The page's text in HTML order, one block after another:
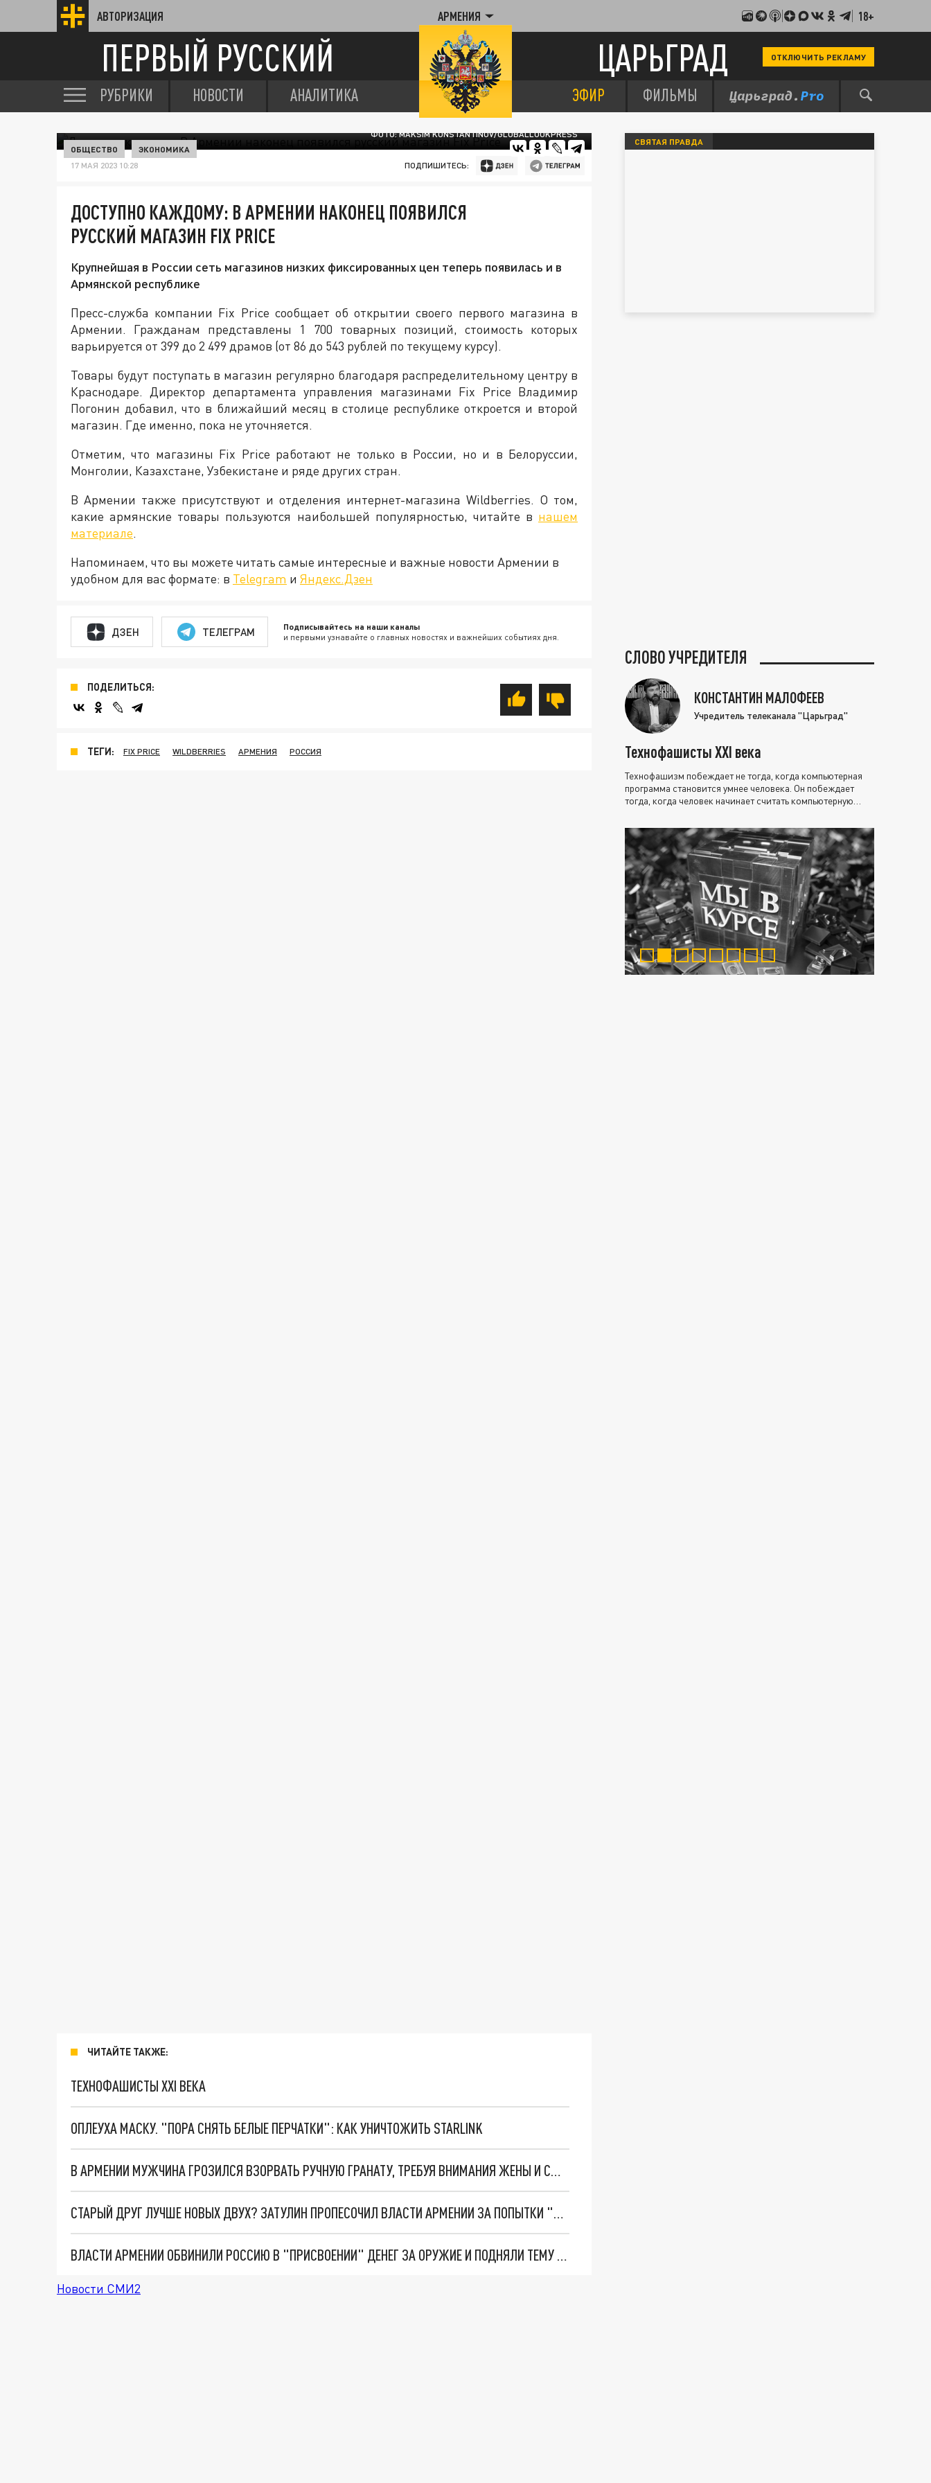
АВТОРИЗАЦИЯ АРМЕНИЯ 18+
ПЕРВЫЙ РУССКИЙ ЦАРЬГРАД ОТКЛЮЧИТЬ РЕКЛАМУ
РУБРИКИ НОВОСТИ АНАЛИТИКА ЭФИР ФИЛЬМЫ
ФОТО: MAKSIM KONSTANTINOV/GLOBALLOOKPRESS
ОБЩЕСТВО ЭКОНОМИКА
17 МАЯ 2023 10:28 ПОДПИШИТЕСЬ:
ДОСТУПНО КАЖДОМУ: В АРМЕНИИ НАКОНЕЦ ПОЯВИЛСЯ
РУССКИЙ МАГАЗИН FIX PRICE
Крупнейшая в России сеть магазинов низких фиксированных цен теперь появилась и в
Армянской республике
Пресс-служба компании Fix Price сообщает об открытии своего первого магазина в
Армении. Гражданам представлены 1 700 товарных позиций, стоимость которых
варьируется от 399 до 2 499 драмов (от 86 до 543 рублей по текущему курсу).
Товары будут поступать в магазин регулярно благодаря распределительному центру в
Краснодаре. Директор департамента управления магазинами Fix Price Владимир
Погонин добавил, что в ближайший месяц в столице республике откроется и второй
магазин. Где именно, пока не уточняется.
Отметим, что магазины Fix Price работают не только в России, но и в Белоруссии,
Монголии, Казахстане, Узбекистане и ряде других стран.
В Армении также присутствуют и отделения интернет-магазина Wildberries. О том,
какие армянские товары пользуются наибольшей популярностью, читайте в нашем
материале.
Напоминаем, что вы можете читать самые интересные и важные новости Армении в
удобном для вас формате: в Telegram и Яндекс.Дзен
ДЗЕН ТЕЛЕГРАМ Подписывайтесь на наши каналы
и первыми узнавайте о главных новостях и важнейших событиях дня.
ПОДЕЛИТЬСЯ:
ТЕГИ: FIX PRICE WILDBERRIES АРМЕНИЯ РОССИЯ
ЧИТАЙТЕ ТАКЖЕ:
ТЕХНОФАШИСТЫ XXI ВЕКА
ОПЛЕУХА МАСКУ. "ПОРА СНЯТЬ БЕЛЫЕ ПЕРЧАТКИ": КАК УНИЧТОЖИТЬ STARLINK
В АРМЕНИИ МУЖЧИНА ГРОЗИЛСЯ ВЗОРВАТЬ РУЧНУЮ ГРАНАТУ, ТРЕБУЯ ВНИМАНИЯ ЖЕНЫ И СЫНА
СТАРЫЙ ДРУГ ЛУЧШЕ НОВЫХ ДВУХ? ЗАТУЛИН ПРОПЕСОЧИЛ ВЛАСТИ АРМЕНИИ ЗА ПОПЫТКИ "ЗАМАЗАТЬ" ГЛАЗА РОССИИ
ВЛАСТИ АРМЕНИИ ОБВИНИЛИ РОССИЮ В "ПРИСВОЕНИИ" ДЕНЕГ ЗА ОРУЖИЕ И ПОДНЯЛИ ТЕМУ О ВЫХОДЕ ИЗ ОДКБ
Новости СМИ2
СВЯТАЯ ПРАВДА
СЛОВО УЧРЕДИТЕЛЯ
КОНСТАНТИН МАЛОФЕЕВ
Учредитель телеканала "Царьград"
Технофашисты XXI века
Технофашизм побеждает не тогда, когда компьютерная
программа становится умнее человека. Он побеждает
тогда, когда человек начинает считать компьютерную